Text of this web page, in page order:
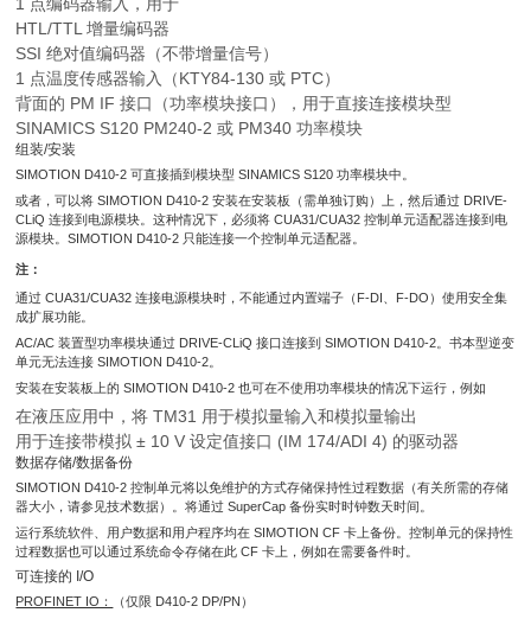
HTL/TTL 增量编码器
SSI 绝对值编码器（不带增量信号）
1 点温度传感器输入（KTY84-130 或 PTC）
背面的 PM IF 接口（功率模块接口），用于直接连接模块型
SINAMICS S120 PM240-2 或 PM340 功率模块
组装/安装
SIMOTION D410-2 可直接插到模块型 SINAMICS S120 功率模块中。
或者，可以将 SIMOTION D410-2 安装在安装板（需单独订购）上，然后通过 DRIVE-
CLiQ 连接到电源模块。这种情况下，必须将 CUA31/CUA32 控制单元适配器连接到电
源模块。SIMOTION D410-2 只能连接一个控制单元适配器。
注：
通过 CUA31/CUA32 连接电源模块时，不能通过内置端子（F-DI、F-DO）使用安全集
成扩展功能。
AC/AC 装置型功率模块通过 DRIVE-CLiQ 接口连接到 SIMOTION D410-2。书本型逆变
单元无法连接 SIMOTION D410-2。
安装在安装板上的 SIMOTION D410-2 也可在不使用功率模块的情况下运行，例如
在液压应用中，将 TM31 用于模拟量输入和模拟量输出
用于连接带模拟 ± 10 V 设定值接口 (IM 174/ADI 4) 的驱动器
数据存储/数据备份
SIMOTION D410-2 控制单元将以免维护的方式存储保持性过程数据（有关所需的存储
器大小，请参见技术数据）。将通过 SuperCap 备份实时时钟数天时间。
运行系统软件、用户数据和用户程序均在 SIMOTION CF 卡上备份。控制单元的保持性
过程数据也可以通过系统命令存储在此 CF 卡上，例如在需要备件时。
可连接的 I/O
PROFINET IO： （仅限 D410-2 DP/PN）